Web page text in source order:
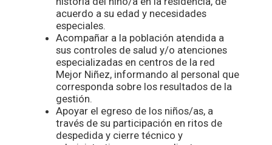
acuerdo a su edad y necesidades
especiales.
Acompañar a la población atendida a
sus controles de salud y/o atenciones
especializadas en centros de la red
Mejor Niñez, informando al personal que
corresponda sobre los resultados de la
gestión.
Apoyar el egreso de los niños/as, a
través de su participación en ritos de
despedida y cierre técnico y